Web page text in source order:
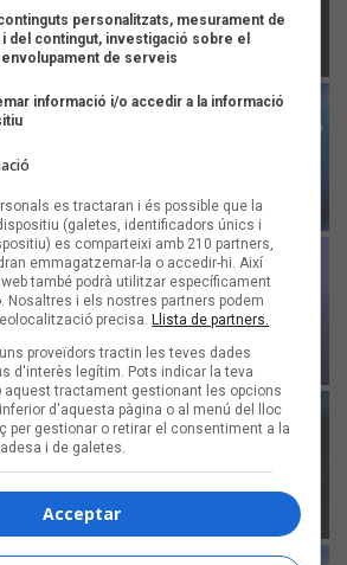
personalitzats, mesurament de
i del contingut, investigació sobre el
de serveis
informació i/o accedir a la informació
es tractaran i és possible que la
(galetes, identificadors únics i
es comparteixi amb 210 partners,
emmagatzemar-la o accedir-hi. Així
també podrà utilitzar específicament
Nosaltres i els nostres partners podem
precisa. Llista de partners.
proveïdors tractin les teves dades
d'interès legítim. Pots indicar la teva
tractament gestionant les opcions
d'aquesta pàgina o al menú del lloc
per gestionar o retirar el consentiment a la
i de galetes.
Acceptar